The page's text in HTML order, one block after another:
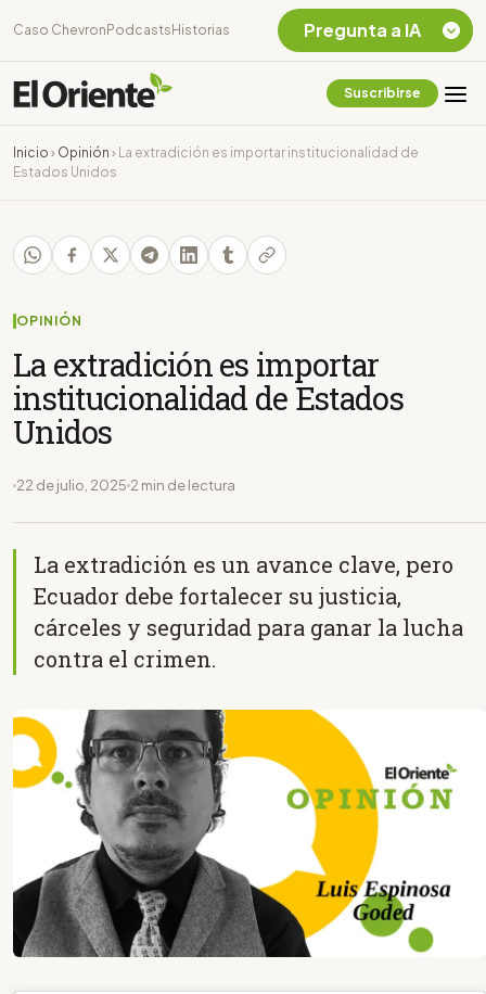
Caso Chevron Podcasts Historias
Suscribirse
Inicio › Opinión ›
La extradición es importar institucionalidad de
Estados Unidos
OPINIÓN
La extradición es importar
institucionalidad de Estados
Unidos
22 de julio, 2025 2 min de lectura
La extradición es un avance clave, pero
Ecuador debe fortalecer su justicia,
cárceles y seguridad para ganar la lucha
contra el crimen.
Pregunta a IA
Chevron Ecuador